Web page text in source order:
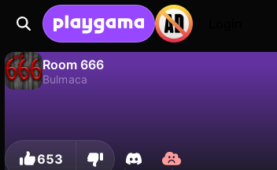
Room 666
Bulmaca
653